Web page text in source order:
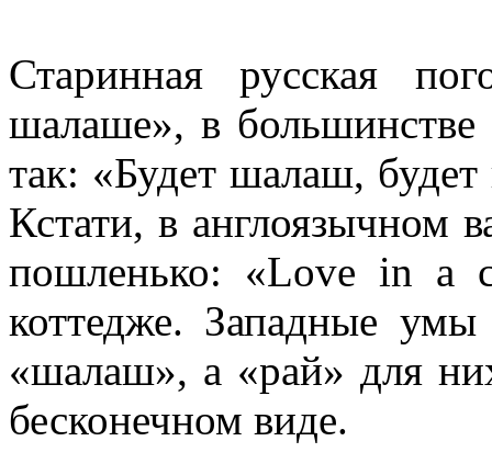
Старинная русская
шалаше», в большинстве
так: «Будет шалаш,
Кстати, в англоязычном
пошленько: «Love in a
коттедже. Западные
«шалаш», а «рай» для
бесконечном виде.